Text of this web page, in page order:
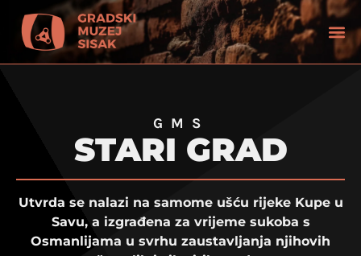
GMS
STARI GRAD
Utvrda se nalazi na samome ušću rijeke Kupe u
Savu, a izgrađena za vrijeme sukoba s
Osmanlijama u svrhu zaustavljanja njihovih